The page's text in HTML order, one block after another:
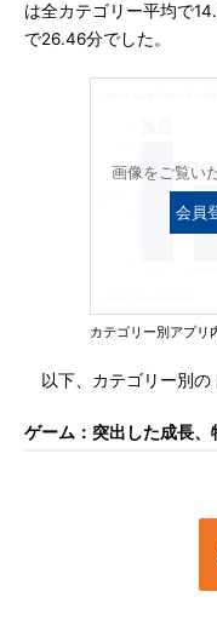
は全カテゴリー平均で
で26.46分でした。
画像をご覧い
会員
カテゴリー別アプリ
以下、カテゴリー別の
ゲーム：突出した成長